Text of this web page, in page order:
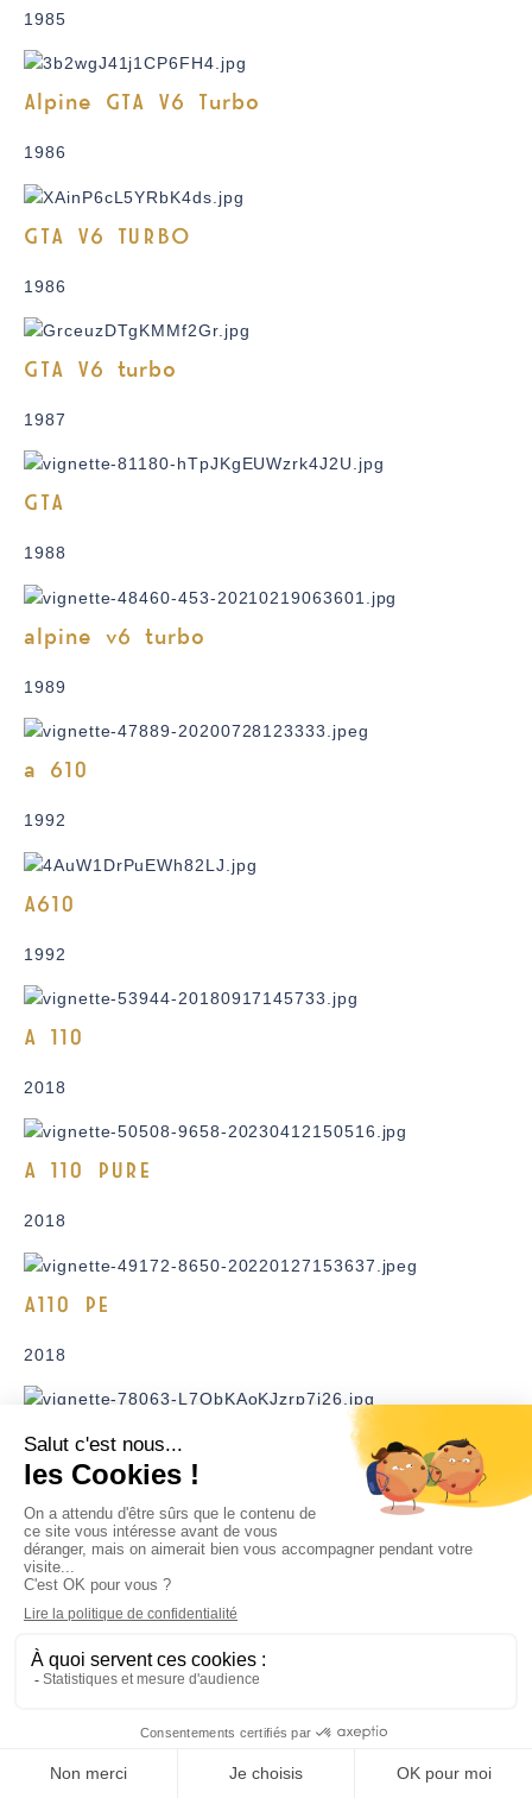
1985
Alpine GTA V6 Turbo
1986
GTA V6 TURBO
1986
GTA V6 turbo
1987
GTA
1988
alpine v6 turbo
1989
a 610
1992
A610
1992
A 110
2018
A 110 PURE
2018
A110 PE
2018
A110 Première edition
2018
110 PURE
2019